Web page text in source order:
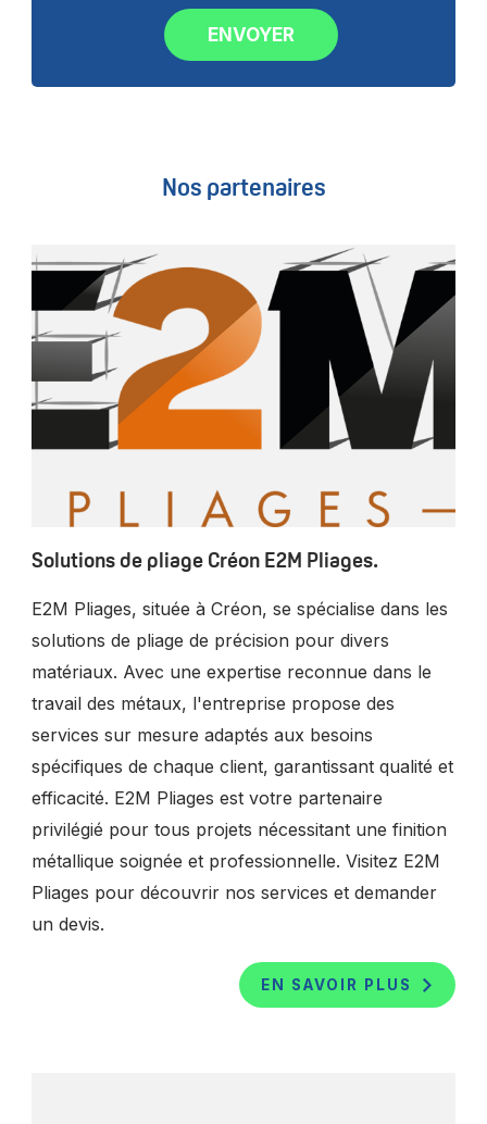
Nos partenaires
Solutions de pliage Créon E2M Pliages.
E2M Pliages, située à Créon, se spécialise dans les
solutions de pliage de précision pour divers
matériaux. Avec une expertise reconnue dans le
travail des métaux, l'entreprise propose des
services sur mesure adaptés aux besoins
spécifiques de chaque client, garantissant qualité et
efficacité. E2M Pliages est votre partenaire
privilégié pour tous projets nécessitant une finition
métallique soignée et professionnelle. Visitez E2M
Pliages pour découvrir nos services et demander
un devis.
EN SAVOIR PLUS